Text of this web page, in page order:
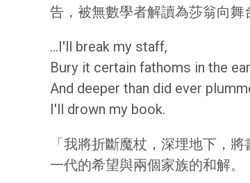
告，被無數學者解讀為莎翁向舞
...I'll break my staff,
Bury it certain fathoms in the
And deeper than did ever
I'll drown my book.
「我將折斷魔杖，深埋地下，
一代的希望與兩個家族的和解。